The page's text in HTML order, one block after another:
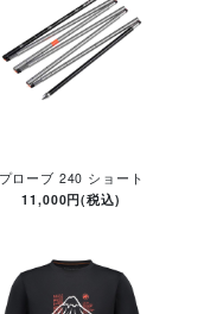
プローブ 240 ショート
11,000円(税込)